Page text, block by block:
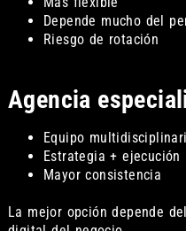
Depende mucho del
Riesgo de rotación
Agencia
Equipo
Estrategia + ejecución
Mayor consistencia
La mejor opción depende